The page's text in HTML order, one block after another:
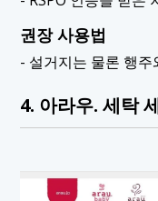
권장 사용법
- 설거지는 물론 행
4. 아라우. 세탁